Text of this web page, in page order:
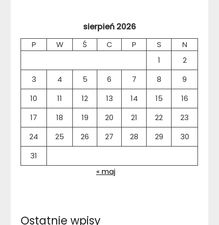
sierpień 2026
P W Ś C P S
N
1
2
3
4 5 6 7 8
9
10
11 12 13 14 15
16
17
18 19 20 21 22
23
24
25 26 27 28 29
30
31
« maj
Ostatnie wpisy